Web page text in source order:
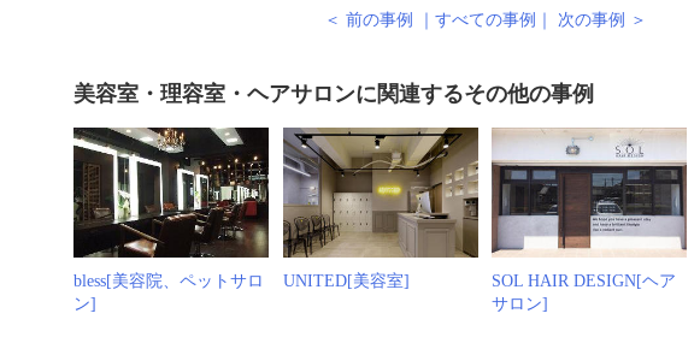
＜ 前の事例 すべての事例 次の事例 ＞
美容室・理容室・ヘアサロンに関連するその他の事例
bless[美容院、ペットサロ
ン]
UNITED[美容室]
SOL HAIR DESIGN[ヘア
サロン]